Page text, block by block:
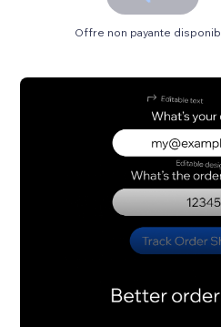
Offre non payante